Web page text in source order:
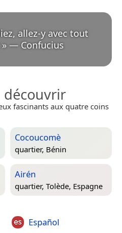
allez-y avec tout
» — Confucius
découvrir
fascinants aux quatre coins
Cocoucomè
quartier, Bénin
Airén
quartier, Tolède, Espagne
Español